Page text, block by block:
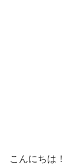
こんにちは！